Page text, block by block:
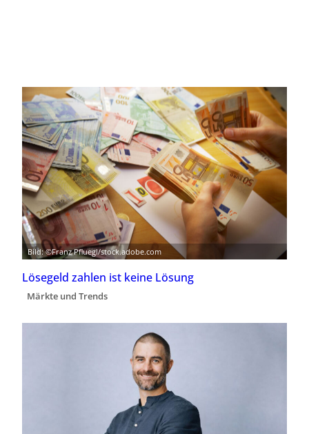
Bild: ©Franz Pfluegl/stock.adobe.com
Lösegeld zahlen ist keine Lösung
Märkte und Trends